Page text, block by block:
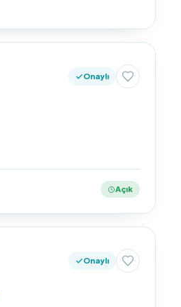
Onaylı
Açık
Onaylı